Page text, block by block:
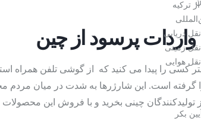
ترکیه
دریایی
زمینی
هوایی
بکر
را پیدا می کنید که از گوشی تلفن همراه
است. این شارژرها به شدت در میان مردم